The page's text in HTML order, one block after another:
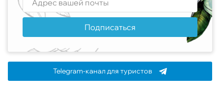
Подписаться
Telegram-канал для туристов